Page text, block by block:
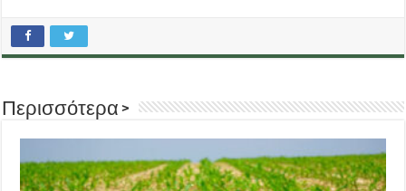
Περισσότερα >